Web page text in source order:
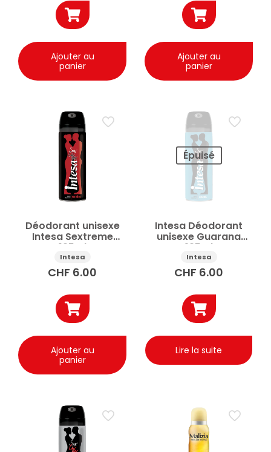
Ajouter au
panier
Ajouter au
panier
Déodorant unisexe
Intesa Sextreme
125ml
Intesa
CHF 6.00
Ajouter au
panier
Épuisé
Intesa Déodorant
unisexe Guarana
125ml
Intesa
CHF 6.00
Lire la suite